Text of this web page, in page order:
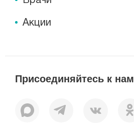
Акции
Присоединяйтесь к нам